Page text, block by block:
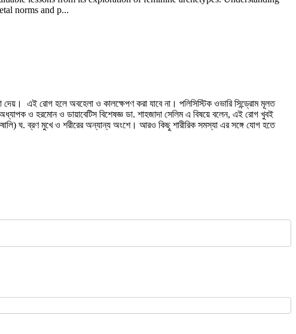
norms and p...
এই রোগ হলে অবহেলা ও কালক্ষেপণ করা যাবে না। পলিসিস্টিক ওভারি সিন্ড্রোম মূলত
ও হরমোন ও ডায়াবেটিস বিশেষজ্ঞ ডা. শাহজাদা সেলিম এ বিষয়ে বলেন, এই রোগ খুবই
ঘ. ব্রণ মুখে ও শরীরের অন্যান্য অংশে। আরও কিছু শারীরিক সমস্যা এর সঙ্গে যোগ হতে